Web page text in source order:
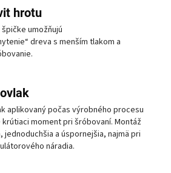
hrotu
umožňujú
dreva s menším tlakom a
aplikovaný počas výrobného procesu
moment pri šróbovaní. Montáž
jednoduchšia a úspornejšia, najmä pri
náradia.